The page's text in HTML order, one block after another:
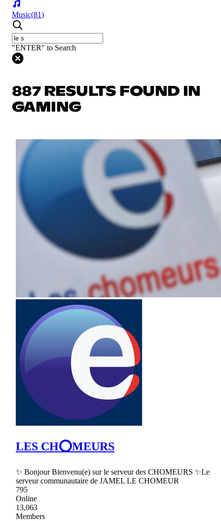
Music(81)
"ENTER" to Search
887 RESULTS FOUND IN
GAMING
LES CH⭕MEURS
✨ Bonjour Bienvenu(e) sur le serveur des CHOMEURS ✨Le
serveur communautaire de JAMEL LE CHOMEUR
795
Online
13,063
Members